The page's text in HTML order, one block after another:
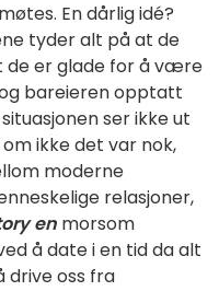
En dårlig idé?
tyder alt på at de
de er glade for å være
bareieren opptatt
ser ikke ut
ikke det var nok,
moderne
relasjoner,
en morsom
å date i en tid da alt
drive oss fra